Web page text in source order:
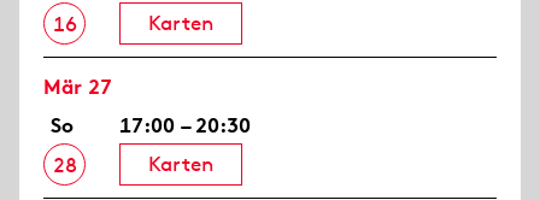
16
Karten
Mär 27
So
28
17:00 – 20:30
Karten